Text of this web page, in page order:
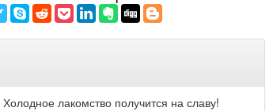
лакомство получится на славу!